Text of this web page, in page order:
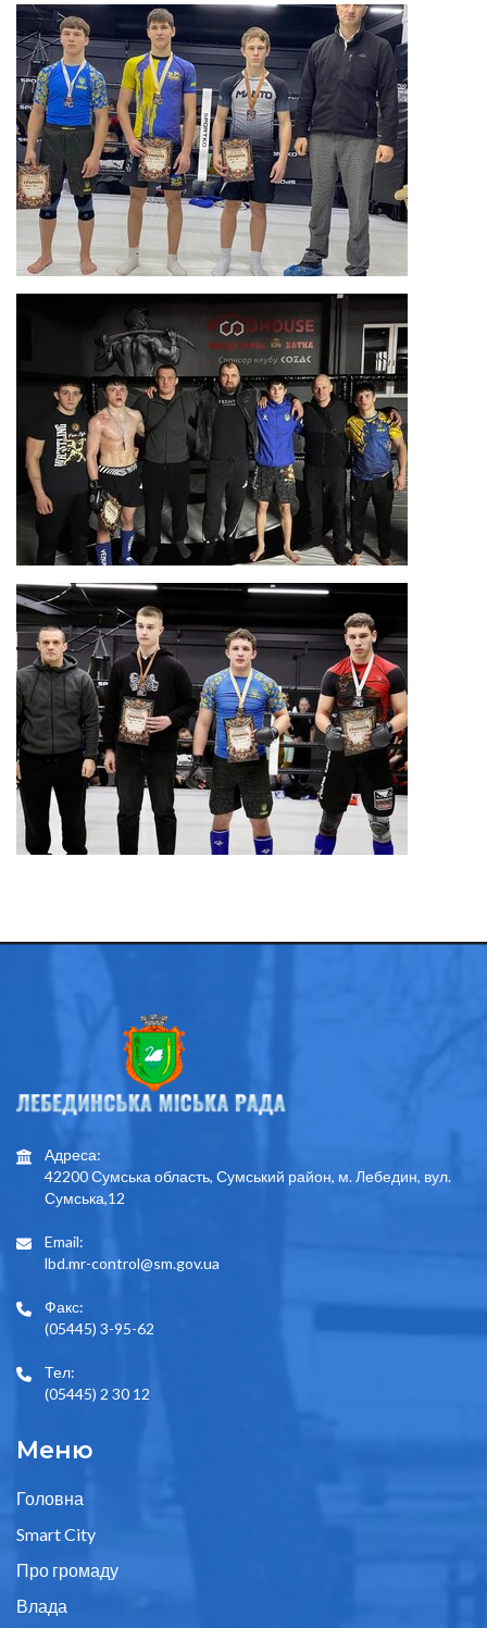
Адреса:
42200 Сумська область, Сумський район, м. Лебедин, вул.
Сумська,12
Email:
lbd.mr-control@sm.gov.ua
Факс:
(05445) 3-95-62
Тел:
(05445) 2 30 12
Меню
Головна
Smart City
Про громаду
Влада